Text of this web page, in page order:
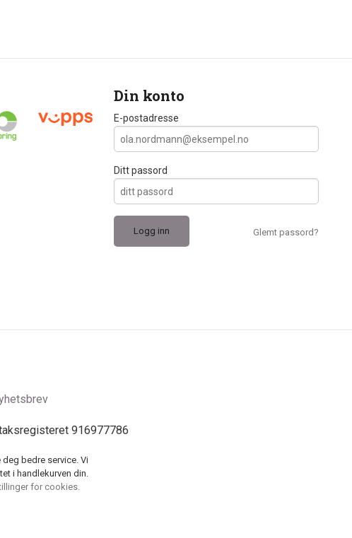
Din konto
E-postadresse
Ditt passord
Glemt passord?
916977786
bedre service. Vi
i handlekurven din.
for cookies.